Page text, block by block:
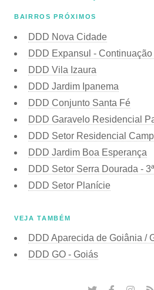
BAIRROS PRÓXIMOS
DDD Nova Cidade
DDD Expansul - Continuação I
DDD Vila Izaura
DDD Jardim Ipanema
DDD Conjunto Santa Fé
DDD Garavelo Residencial
DDD Setor Residencial
DDD Jardim Boa Esperança
DDD Setor Serra Dourada -
DDD Setor Planície
VEJA TAMBÉM
DDD Aparecida de Goiânia /
DDD GO - Goiás